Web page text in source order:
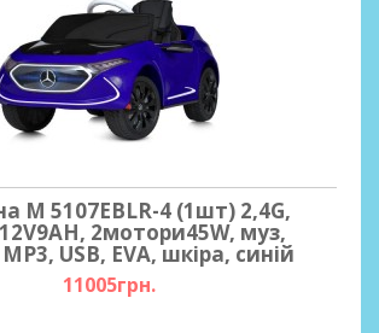
M 5107EBLR-4 (1шт) 2,4G,
2мотори45W, муз,
USB, EVA, шкіра, синій
11005грн.